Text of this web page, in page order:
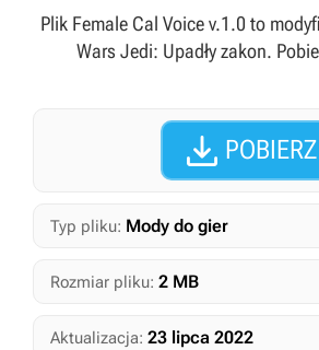
Plik Female Cal Voice v.1.0 to
Wars Jedi: Upadły zakon.
 POBIERZ
Typ pliku: Mody do gier
Rozmiar pliku: 2 MB
Aktualizacja: 23 lipca 2022